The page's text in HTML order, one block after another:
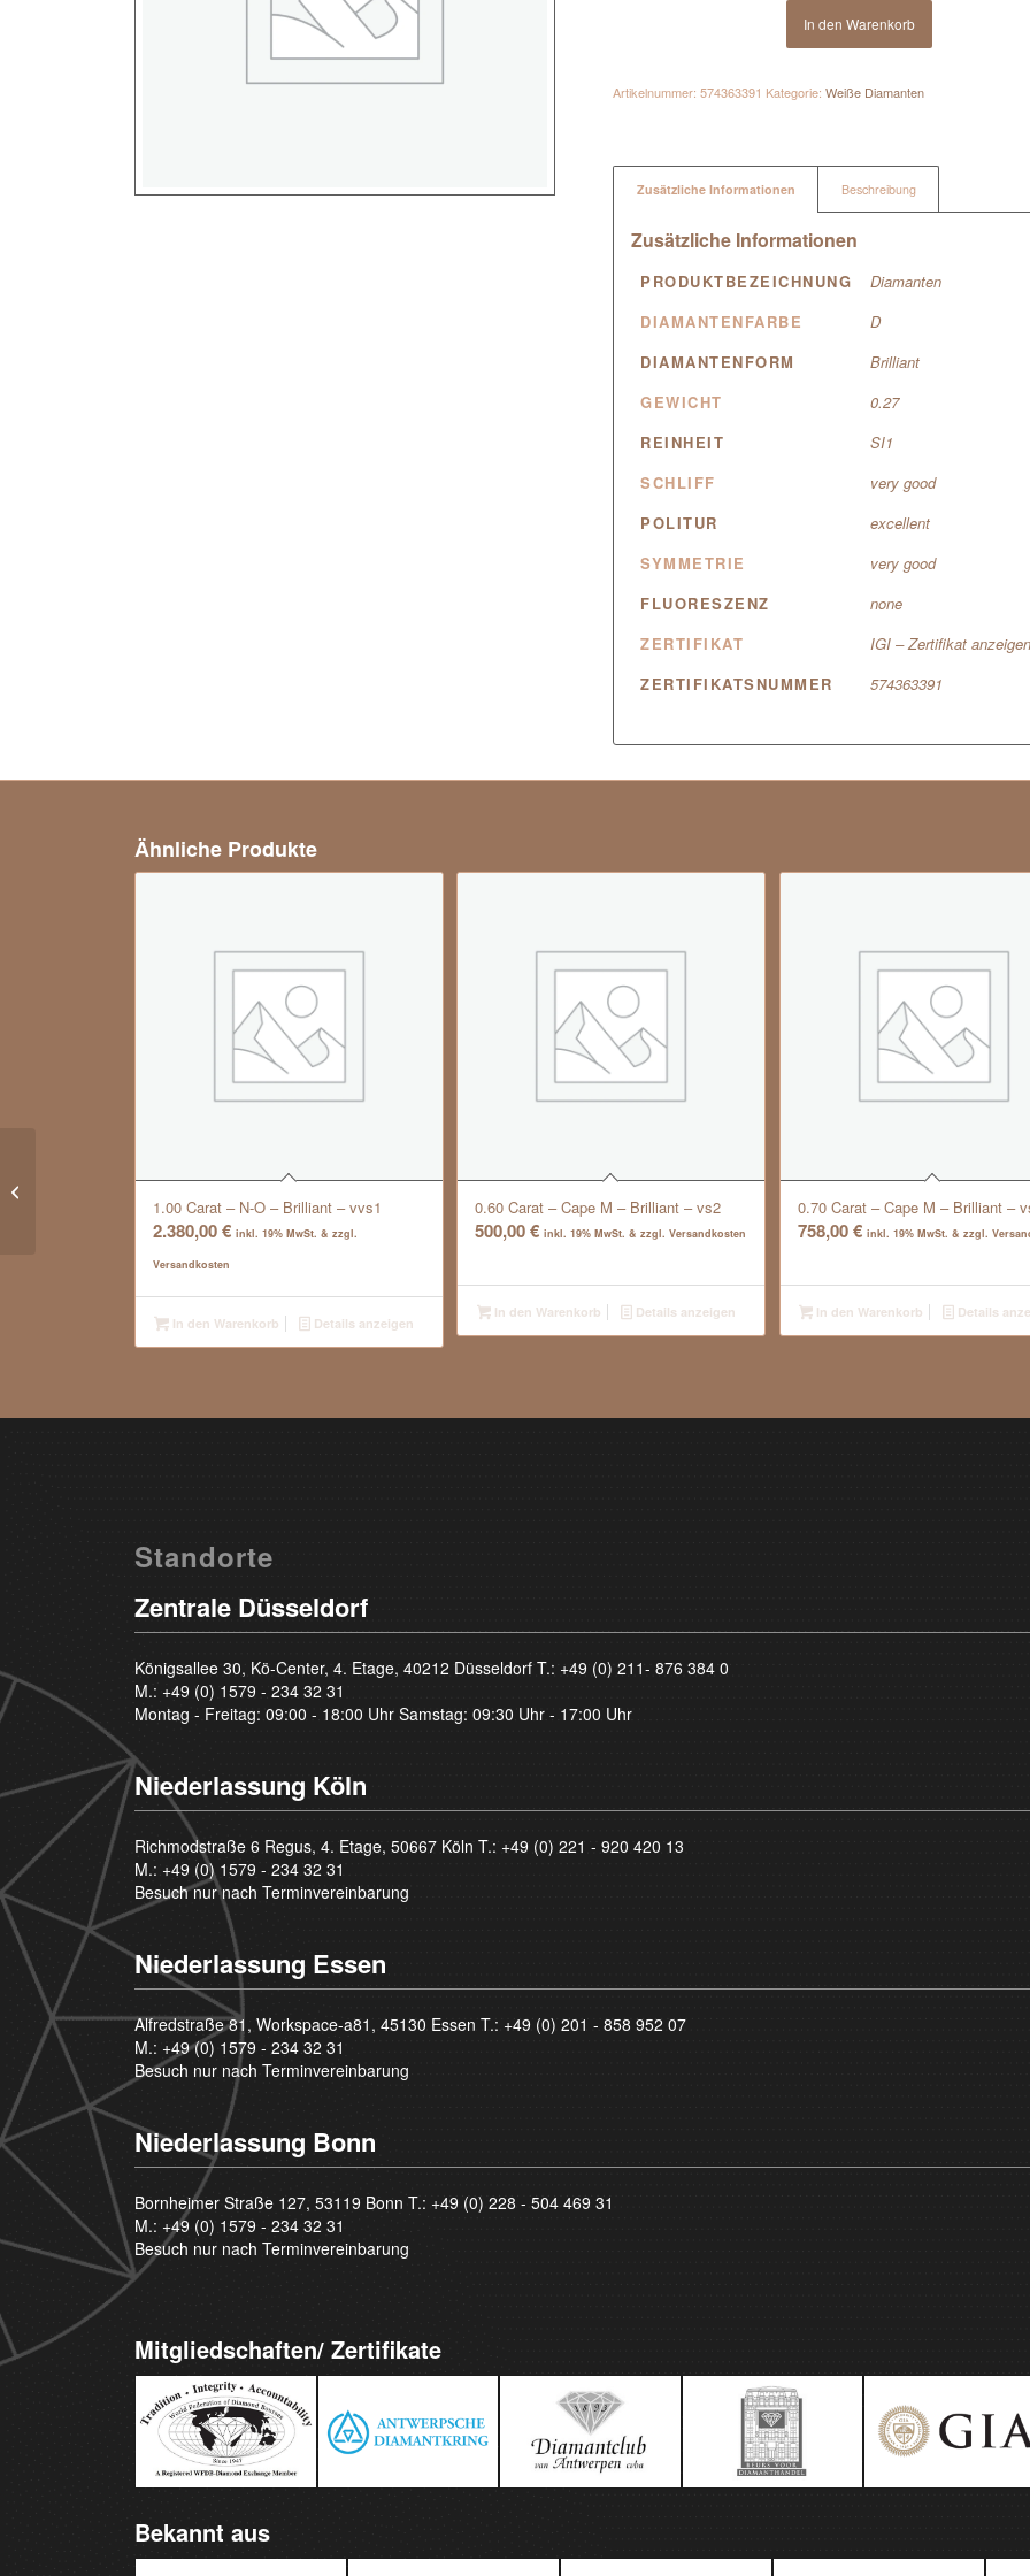
In den Warenkorb
Artikelnummer:574363391 Kategorie:Weiße Diamanten
Zusätzliche Informationen Beschreibung
Zusätzliche Informationen
PRODUKTBEZEICHNUNG
Diamanten
DIAMANTENFARBE
D
DIAMANTENFORM
Brilliant
GEWICHT
0.27
REINHEIT
SI1
SCHLIFF
very good
POLITUR
excellent
SYMMETRIE
very good
FLUORESZENZ
none
ZERTIFIKAT
IGI – Zertifikat
ZERTIFIKATSNUMMER
574363391
Ähnliche Produkte
1.00 Carat – N-O – Brilliant – vvs1
2.380,00€ inkl. 19% MwSt. & zzgl.
Versandkosten
In den Warenkorb Details anzeigen
0.60 Carat – Cape M – Brilliant – vs2
500,00€ inkl. 19% MwSt. & zzgl. Versandkosten
In den Warenkorb Details anzeigen
0.70 Carat – Cape M – Brilliant –
758,00€ inkl. 19% MwSt. & zzgl.
In den Warenkorb Details
Standorte
Zentrale Düsseldorf
Königsallee 30, Kö-Center, 4. Etage, 40212 Düsseldorf T.: +49 (0) 211- 876 384 0
M.: +49 (0) 1579 - 234 32 31
Montag - Freitag: 09:00 - 18:00 Uhr Samstag: 09:30 Uhr - 17:00 Uhr
Niederlassung Köln
Richmodstraße 6 Regus, 4. Etage, 50667 Köln T.: +49 (0) 221 - 920 420 13
M.: +49 (0) 1579 - 234 32 31
Besuch nur nach Terminvereinbarung
Niederlassung Essen
Alfredstraße 81, Workspace-a81, 45130 Essen T.: +49 (0) 201 - 858 952 07
M.: +49 (0) 1579 - 234 32 31
Besuch nur nach Terminvereinbarung
Niederlassung Bonn
Bornheimer Straße 127, 53119 Bonn T.: +49 (0) 228 - 504 469 31
M.: +49 (0) 1579 - 234 32 31
Besuch nur nach Terminvereinbarung
Mitgliedschaften/ Zertifikate
Bekannt aus